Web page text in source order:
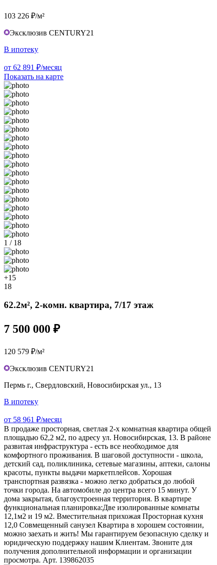
103 226 ₽/м²
Эксклюзив CENTURY21
В ипотеку
от 62 891 ₽/месяц
Показать на карте
1 / 18
+15
18
62.2м², 2-комн. квартира, 7/17 этаж
7 500 000 ₽
120 579 ₽/м²
Эксклюзив CENTURY21
Пермь г., Свердловский, Новосибирская ул., 13
В ипотеку
от 58 961 ₽/месяц
В продаже просторная, светлая 2-х комнатная квартира общей
площадью 62,2 м2, по адресу ул. Новосибирская, 13. В районе
развитая инфраструктура - есть все необходимое для
комфортного проживания. В шаговой доступности - школа,
детский сад, поликлиника, сетевые магазины, аптеки, салоны
красоты, пункты выдачи маркетплейсов. Хорошая
транспортная развязка - можно легко добраться до любой
точки города. На автомобиле до центра всего 15 минут. У
дома закрытая, благоустроенная территория. В квартире
функциональная планировка:Две изолированные комнаты
12,1м2 и 19 м2. Вместительная прихожая Просторная кухня
12,0 Совмещенный санузел Квартира в хорошем состоянии,
можно заехать и жить! Мы гарантируем безопасную сделку и
юридическую поддержку нашим Клиентам. Звоните для
получения дополнительной информации и организации
просмотра. Арт. 139862035